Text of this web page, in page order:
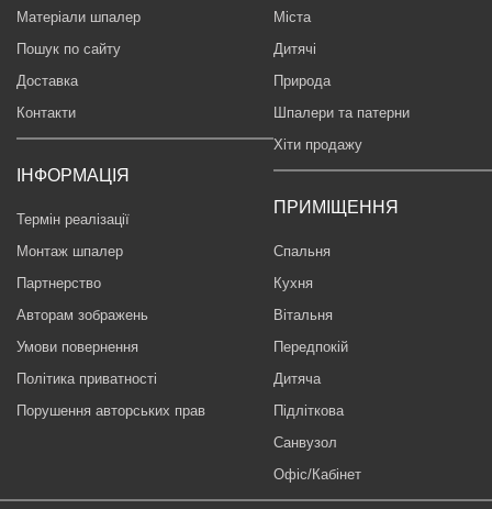
Матеріали шпалер
Пошук по сайту
Доставка
Контакти
ІНФОРМАЦІЯ
Термін реалізації
Монтаж шпалер
Партнерство
Авторам зображень
Умови повернення
Політика приватності
Порушення авторських прав
Міста
Дитячі
Природа
Шпалери та патерни
Хіти продажу
ПРИМІЩЕННЯ
Спальня
Кухня
Вітальня
Передпокій
Дитяча
Підліткова
Санвузол
Офіс/Кабінет